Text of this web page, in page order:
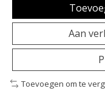
Aan
Toevoegen om te